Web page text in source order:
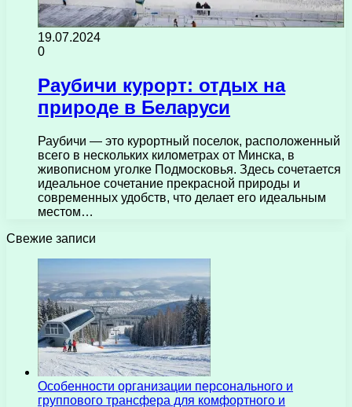
19.07.2024
0
Раубичи курорт: отдых на
природе в Беларуси
Раубичи — это курортный поселок, расположенный
всего в нескольких километрах от Минска, в
живописном уголке Подмосковья. Здесь сочетается
идеальное сочетание прекрасной природы и
современных удобств, что делает его идеальным
местом…
Свежие записи
Особенности организации персонального и
группового трансфера для комфортного и